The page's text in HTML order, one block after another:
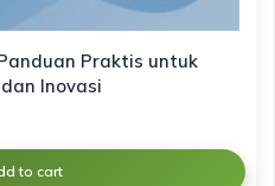
Inovasi
to cart